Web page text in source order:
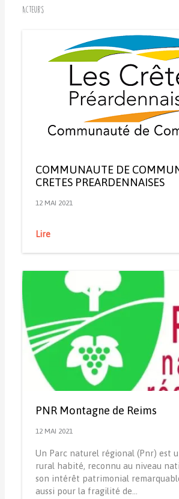
Acteurs
COMMUNAUTE DE
CRETES PREARDENNAISES
12 MAI 2021
Lire
PNR Montagne de Reims
12 MAI 2021
Un Parc naturel régional (Pnr) est
rural habité, reconnu au niveau
son intérêt patrimonial
aussi pour la fragilité de…